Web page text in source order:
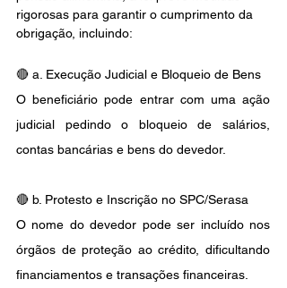
rigorosas para garantir o cumprimento da
obrigação, incluindo:
🔴 a. Execução Judicial e Bloqueio de Bens
O beneficiário pode entrar com uma ação
judicial pedindo o bloqueio de salários,
contas bancárias e bens do devedor.
🔴 b. Protesto e Inscrição no SPC/Serasa
O nome do devedor pode ser incluído nos
órgãos de proteção ao crédito, dificultando
financiamentos e transações financeiras.